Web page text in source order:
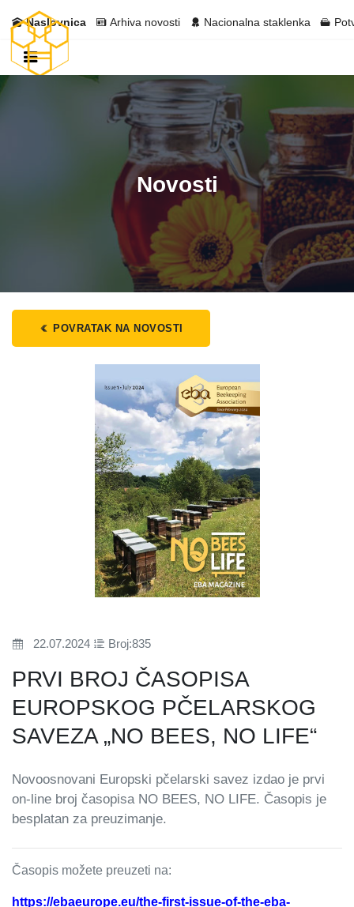
Naslovnica Arhiva novosti Nacionalna staklenka
Novosti
POVRATAK NA NOVOSTI
22.07.2024 Broj:835
PRVI BROJ ČASOPISA
EUROPSKOG PČELARSKOG
SAVEZA „NO BEES, NO LIFE“
Novoosnovani Europski pčelarski savez izdao je prvi
on-line broj časopisa NO BEES, NO LIFE. Časopis je
besplatan za preuzimanje.
Časopis možete preuzeti na:
https://ebaeurope.eu/the-first-issue-of-the-eba-